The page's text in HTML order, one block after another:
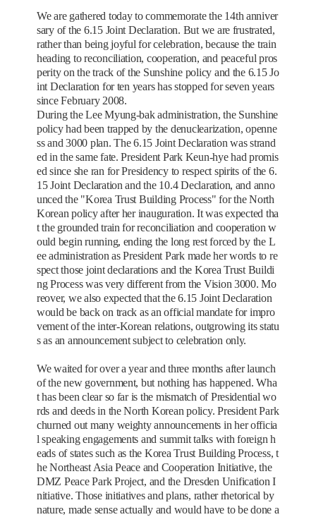
We are gathered today to commemorate the 14th anniver
sary of the 6.15 Joint Declaration. But we are frustrated,
rather than being joyful for celebration, because the train
heading to reconciliation, cooperation, and peaceful pros
perity on the track of the Sunshine policy and the 6.15 Jo
int Declaration for ten years has stopped for seven years
since February 2008.
During the Lee Myung-bak administration, the Sunshine
policy had been trapped by the denuclearization, openne
ss and 3000 plan. The 6.15 Joint Declaration was strand
ed in the same fate. President Park Keun-hye had promis
ed since she ran for Presidency to respect spirits of the 6.
15 Joint Declaration and the 10.4 Declaration, and anno
unced the "Korea Trust Building Process" for the North
Korean policy after her inauguration. It was expected tha
t the grounded train for reconciliation and cooperation w
ould begin running, ending the long rest forced by the L
ee administration as President Park made her words to re
spect those joint declarations and the Korea Trust Buildi
ng Process was very different from the Vision 3000. Mo
reover, we also expected that the 6.15 Joint Declaration
would be back on track as an official mandate for impro
vement of the inter-Korean relations, outgrowing its statu
s as an announcement subject to celebration only.
We waited for over a year and three months after launch
of the new government, but nothing has happened. Wha
t has been clear so far is the mismatch of Presidential wo
rds and deeds in the North Korean policy. President Park
churned out many weighty announcements in her officia
l speaking engagements and summit talks with foreign h
eads of states such as the Korea Trust Building Process, t
he Northeast Asia Peace and Cooperation Initiative, the
DMZ Peace Park Project, and the Dresden Unification I
nitiative. Those initiatives and plans, rather rhetorical by
nature, made sense actually and would have to be done a